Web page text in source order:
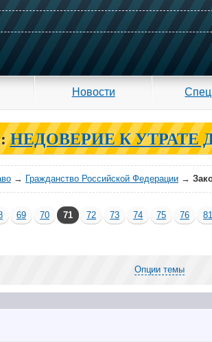
Новости
НЕДОВЕРИЕ К УТРАТЕ
→ Гражданство Российской Федерации →
69 70 71 72 73 74 75 76 81
Опции темы